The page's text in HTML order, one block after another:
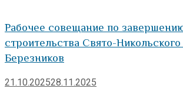
Рабочее совещание по
строительства Свято-
Березников
21.10.202528.11.2025